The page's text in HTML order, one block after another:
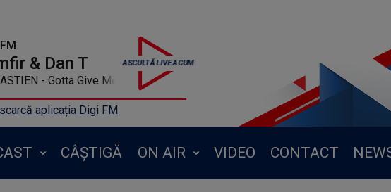
& Dan T
- Gotta Give Me
aplicația Digi FM
CÂȘTIGĂ ON AIR VIDEO CONTACT